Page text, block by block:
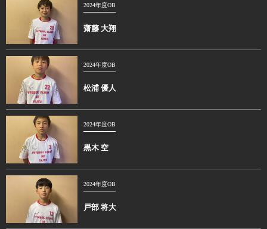
2024年度OB
齋藤 大翔
2024年度OB
松浦 優人
2024年度OB
黒木 空
2024年度OB
戸部 将大